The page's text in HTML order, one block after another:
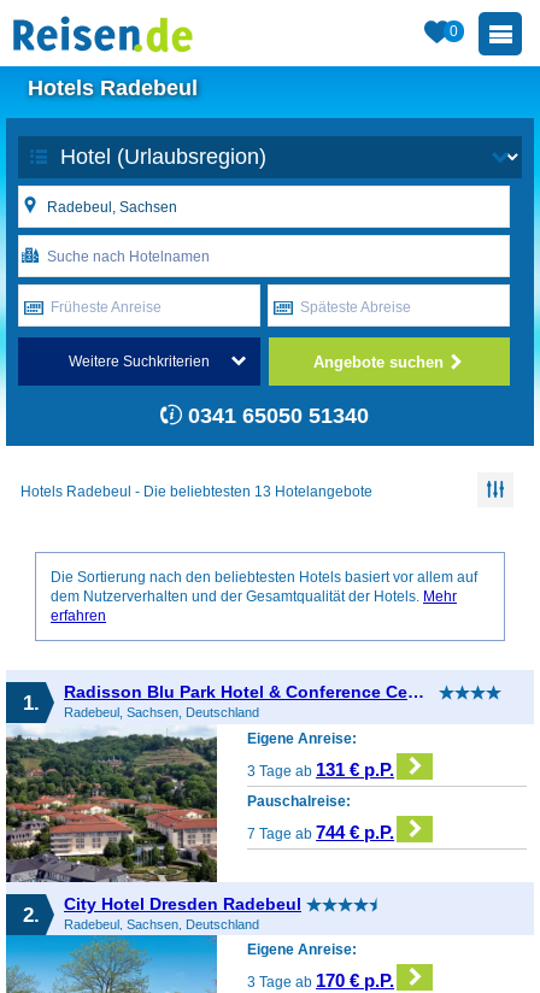
0
Hotels Radebeul
Früheste Anreise Späteste Abreise
Weitere Suchkriterien Angebote suchen
0341 65050 51340
Hotels Radebeul - Die beliebtesten 13 Hotelangebote
Die Sortierung nach den beliebtesten Hotels basiert vor allem auf
dem Nutzerverhalten und der Gesamtqualität der Hotels. Mehr
erfahren
1. Radisson Blu Park Hotel & Conference Centre Dresden Radebeul
Radebeul, Sachsen, Deutschland
Eigene Anreise:
3 Tage ab 131 € p.P.
Pauschalreise:
7 Tage ab744 € p.P.
2. City Hotel Dresden Radebeul
Radebeul, Sachsen, Deutschland
Eigene Anreise:
3 Tage ab 170 € p.P.